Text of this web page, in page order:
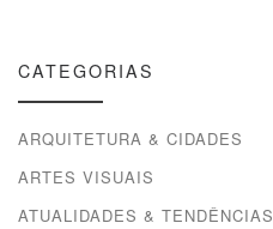
CATEGORIAS
ARQUITETURA & CIDADES
ARTES VISUAIS
ATUALIDADES & TENDÊNCIAS